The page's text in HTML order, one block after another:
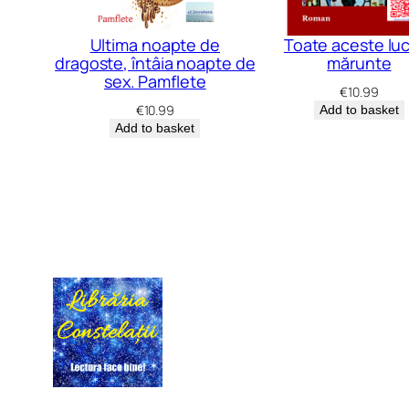
Ultima noapte de
dragoste, întâia noapte de
sex. Pamflete
€10.99
Add to basket
Toate aceste
mărunte
€10.99
Add to basket